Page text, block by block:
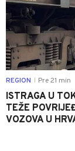
REGION Pre 21 min
ISTRAGA U
TEŽE
VOZOVA U